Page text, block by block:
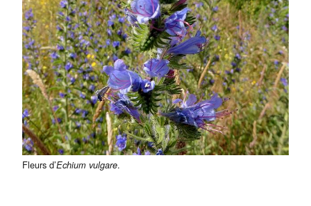
Fleurs d’Echium vulgare.